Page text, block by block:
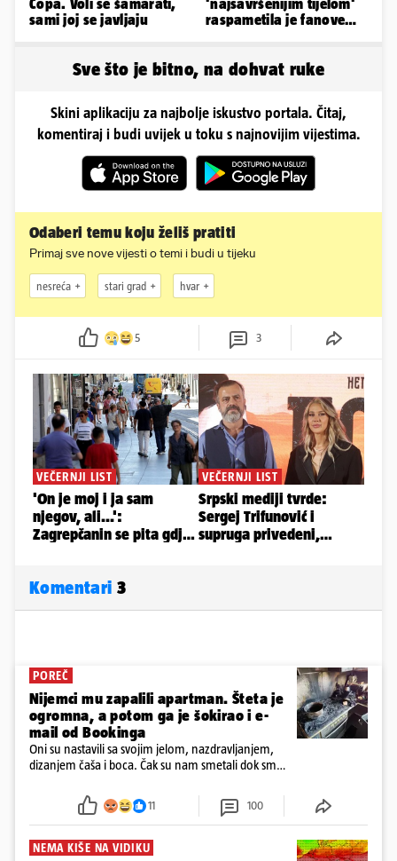
Copa. Voli se šamarati,
sami joj se javljaju
'najsavršenijim tijelom'
raspametila je fanove
Sve što je bitno, na dohvat ruke
Skini aplikaciju za najbolje iskustvo portala. Čitaj,
komentiraj i budi uvijek u toku s najnovijim vijestima.
Odaberi temu koju želiš pratiti
Primaj sve nove vijesti o temi i budi u tijeku
nesreća stari grad hvar
5 3
Komentari 3
POREČ
Nijemci mu zapalili apartman. Šteta je
ogromna, a potom ga je šokirao i e-
mail od Bookinga
Oni su nastavili sa svojim jelom, nazdravljanjem,
dizanjem čaša i boca. Čak su nam smetali dok smo
požar, rekao je vlasnik
11 100
NEMA KIŠE NA VIDIKU